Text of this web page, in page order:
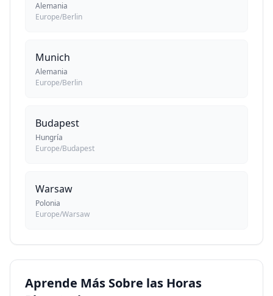
Alemania
Europe/Berlin
Munich
Alemania
Europe/Berlin
Budapest
Hungría
Europe/Budapest
Warsaw
Polonia
Europe/Warsaw
Aprende Más Sobre las Horas